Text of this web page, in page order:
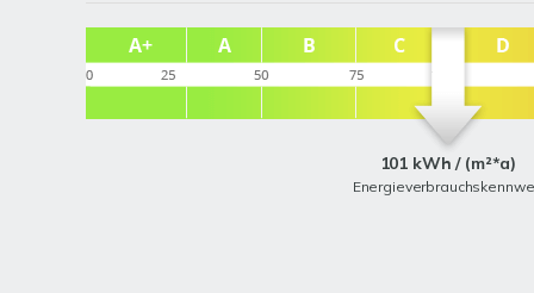
101 kWh / (m²*a)